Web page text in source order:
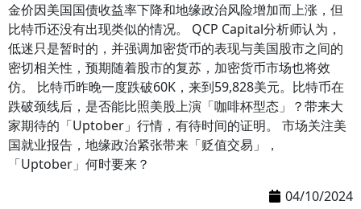
金价因美国国债收益率下降和地缘政治风险增加而上涨，但
比特币还没有出现类似的情况。 QCP Capital分析师认为，
低迷只是暂时的，并强调加密货币的表现与美国股市之间的
密切相关性，预期随着股市的复苏，加密货币市场也将效
仿。 比特币昨晚一度跌破60K，来到59,828美元。比特币在
跌破颈线后，是否能比照美股上演「咖啡杯型态」？带来大
家期待的「Uptober」行情，有待时间的证明。 市场关注美
国就业报告，地缘政治紧张带来「贬值交易」，
「Uptober」何时要来？
04/10/2024